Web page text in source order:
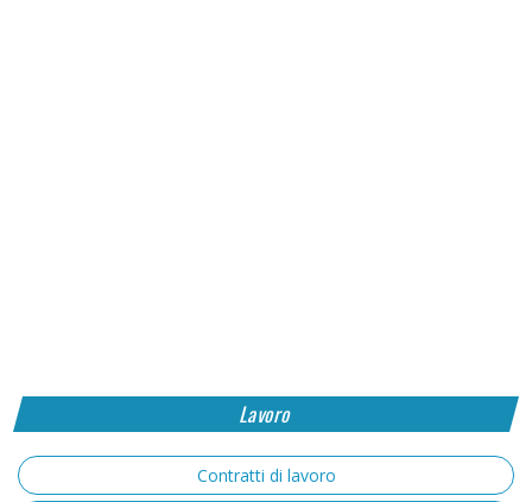
Lavoro
Contratti di lavoro